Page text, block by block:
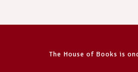
The House of Books is